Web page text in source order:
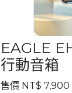
EAGLE
行動音箱
售價 NT$ 7,900